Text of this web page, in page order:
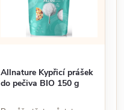
Allnature Kypřicí prášek
do pečiva BIO 150 g